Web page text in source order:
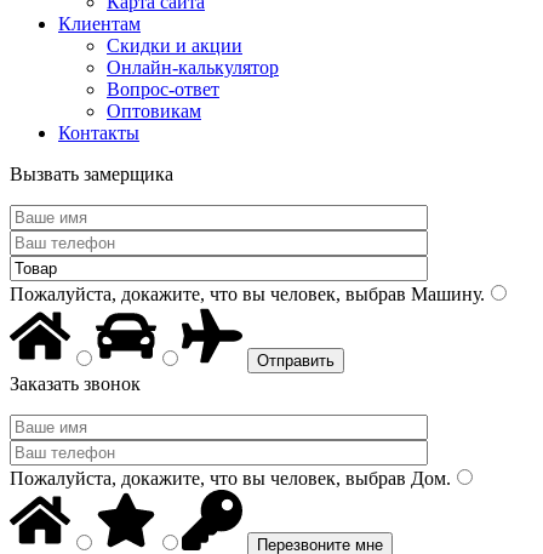
Клиентам
Скидки и акции
Онлайн-калькулятор
Вопрос-ответ
Оптовикам
Контакты
Вызвать замерщика
Пожалуйста, докажите, что вы человек, выбрав Машину.
Заказать звонок
Пожалуйста, докажите, что вы человек, выбрав Дом.